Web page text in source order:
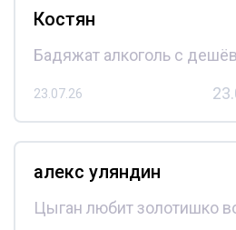
Костян
Бадяжат алкоголь с
23.07.26
алекс уляндин
Цыган любит золотишко